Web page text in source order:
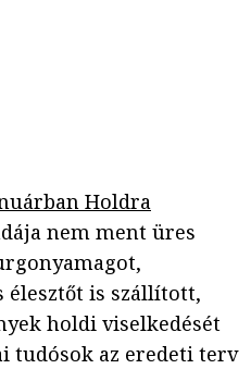
Holdra
nem ment üres
élesztőt is szállított,
holdi viselkedését
tudósok az eredeti terv